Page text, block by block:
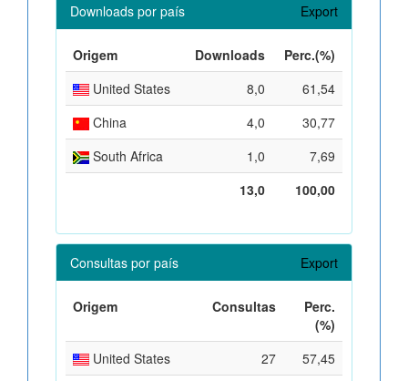
Downloads por país Export
Origem Downloads
Perc.(%)
United States
8,0
61,54
China
4,0
30,77
South Africa
1,0
7,69
13,0
100,00
Consultas por país Export
Origem Consultas
Perc.
(%)
United States
27
57,45